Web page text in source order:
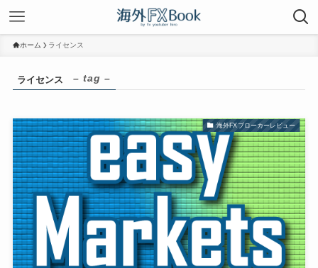
ホーム ライセンス
ライセンス – tag –
海外FXブローカーレビュー